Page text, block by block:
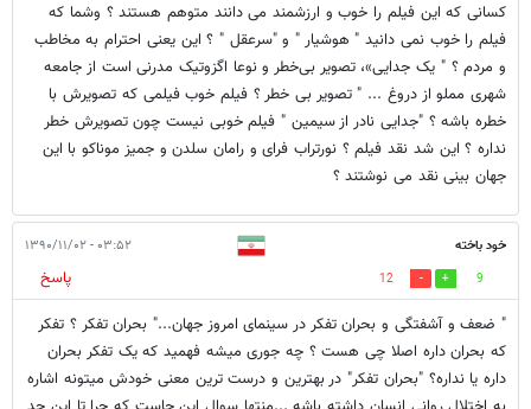
کسانی که این فیلم را خوب و ارزشمند می دانند متوهم هستند ؟ وشما که
فیلم را خوب نمی دانید " هوشیار " و "سرعقل " ؟ این یعنی احترام به مخاطب
و مردم ؟ " یک جدایی»، تصویر بی‌خطر و نوعا اگزوتیک مدرنی است از جامعه
شهری مملو از دروغ ... " تصویر بی خطر ؟ فیلم خوب فیلمی که تصویرش با
خطره باشه ؟ "جدایی نادر از سیمین " فیلم خوبی نیست چون تصویرش خطر
نداره ؟ این شد نقد فیلم ؟ نورتراب فرای و رامان سلدن و جمیز موناکو با این
جهان بینی نقد می نوشتند ؟
خود باخته ۰۳:۵۲ - ۱۳۹۰/۱۱/۰۲
9
12
پاسخ
" ضعف و آشفتگی و بحران تفکر در سینمای امروز جهان..." بحران تفکر ؟ تفکر
که بحران داره اصلا چی هست ؟ چه جوری میشه فهمید که یک تفکر بحران
داره یا نداره؟ "بحران تفکر" در بهترین و درست ترین معنی خودش میتونه اشاره